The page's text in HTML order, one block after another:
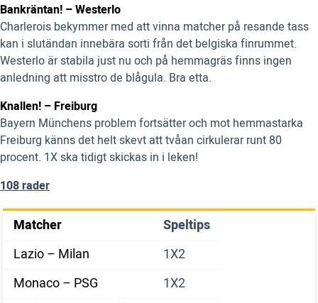
Bankräntan! – Westerlo
Charlerois bekymmer med att vinna matcher på resande tass
kan i slutändan innebära sorti från det belgiska finrummet.
Westerlo är stabila just nu och på hemmagräs finns ingen
anledning att misstro de blågula. Bra etta.
Knallen! – Freiburg
Bayern Münchens problem fortsätter och mot hemmastarka
Freiburg känns det helt skevt att tvåan cirkulerar runt 80
procent. 1X ska tidigt skickas in i leken!
108 rader
Matcher
Speltips
Lazio – Milan
1X2
Monaco – PSG
1X2